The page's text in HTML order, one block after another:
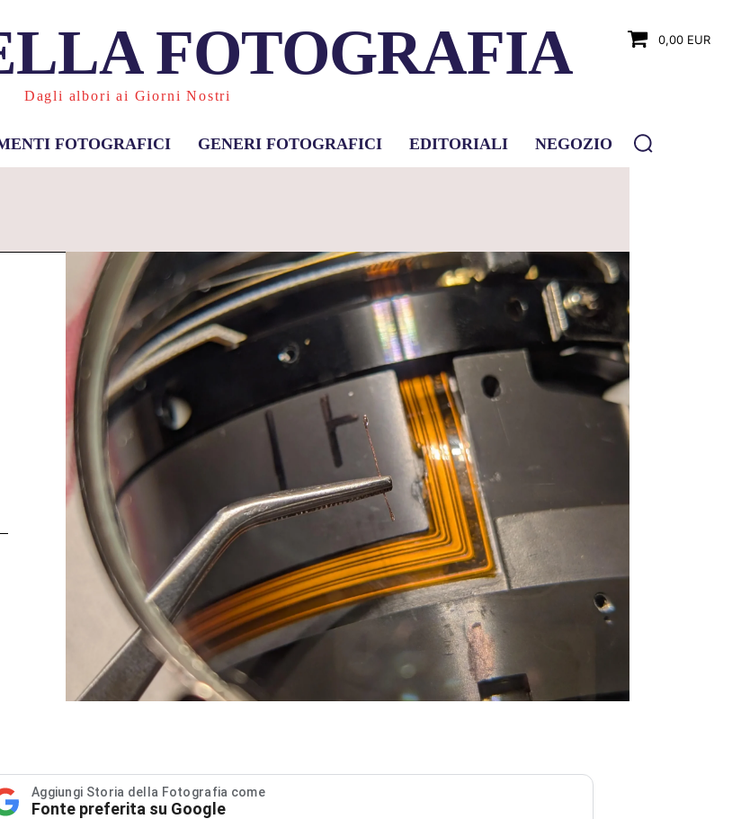
FOTOGRAFIA
Dagli albori ai Giorni Nostri
0,00 EUR
FOTOGRAFICI GENERI FOTOGRAFICI EDITORIALI NEGOZIO
Aggiungi Storia della Fotografia come
Fonte preferita su Google